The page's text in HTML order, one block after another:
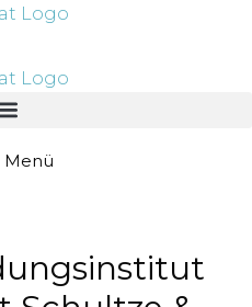
Menü